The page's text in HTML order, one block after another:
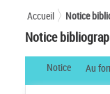
Accueil Notice
Notice
Notice Au